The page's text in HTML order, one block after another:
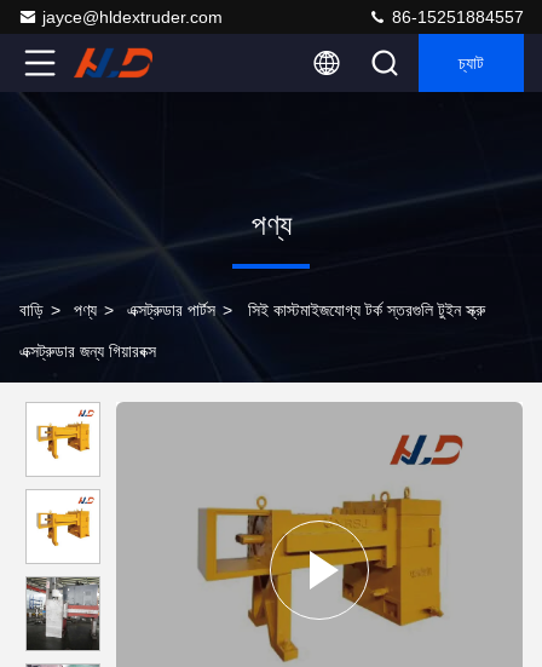
jayce@hldextruder.com 86-15251884557
চ্যাট
পণ্য
বাড়ি > পণ্য > এক্সট্রুডার পার্টস > সিই কাস্টমাইজযোগ্য টর্ক স্তরগুলি টুইন স্ক্রু
এক্সট্রুডার জন্য গিয়ারবক্স